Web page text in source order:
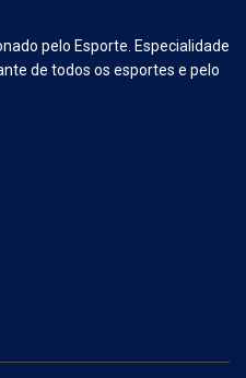
pelo Esporte. Especialidade
de todos os esportes e pelo